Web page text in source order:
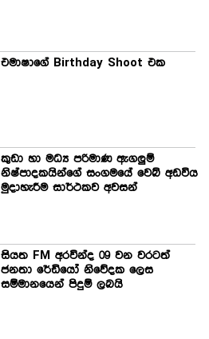
එමාෂාගේ Birthday Shoot එක
කුඩා හා මධ්‍ය පරිමාණ ඇගලුම්
නිෂ්පාදකයින්ගේ සංගමයේ වෙබ් අඩවිය
මුදාහැරීම සාර්ථකව අවසන්
සියත FM අරවින්ද 09 වන වරටත්
ජනතා රේඩියෝ නිවේදක ලෙස
සම්මානයෙන් පිදුම් ලබයි